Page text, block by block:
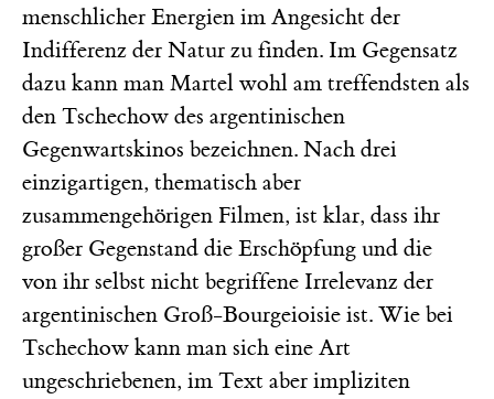
menschlicher Energien im Angesicht der
Indifferenz der Natur zu finden. Im Gegensatz
dazu kann man Martel wohl am treffendsten als
den Tschechow des argentinischen
Gegenwartskinos bezeichnen. Nach drei
einzigartigen, thematisch aber
zusammengehörigen Filmen, ist klar, dass ihr
großer Gegenstand die Erschöpfung und die
von ihr selbst nicht begriffene Irrelevanz der
argentinischen Groß-Bourgeioisie ist. Wie bei
Tschechow kann man sich eine Art
ungeschriebenen, im Text aber impliziten